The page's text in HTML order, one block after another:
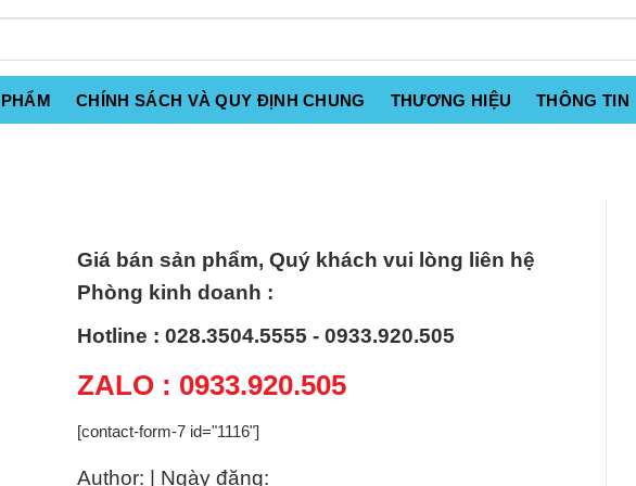
CHÍNH SÁCH VÀ QUY ĐỊNH CHUNG THƯƠNG HIỆU THÔNG TIN
Giá bán sản phẩm, Quý khách vui lòng liên hệ
Phòng kinh doanh :
Hotline : 028.3504.5555 - 0933.920.505
ZALO : 0933.920.505
[contact-form-7 id="1116"]
Author: | Ngày đăng: